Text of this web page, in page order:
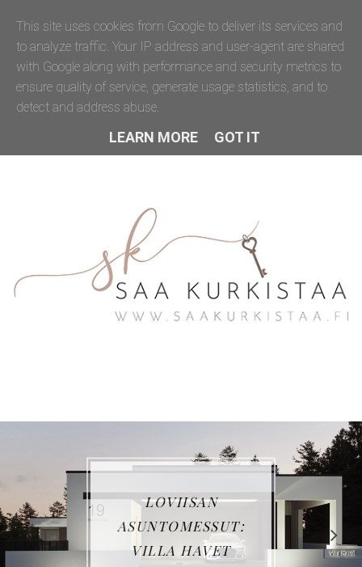
VUOSIKATSAUS
This site uses cookies from Google to deliver its services and
to analyze traffic. Your IP address and user-agent are shared
with Google along with performance and security metrics to
ensure quality of service, generate usage statistics, and to
detect and address abuse.
LEARN MORE GOT IT